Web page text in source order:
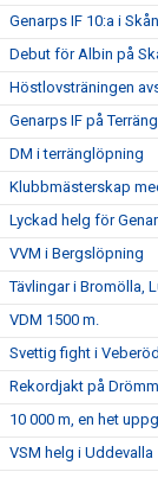
Genarps IF 10:a i
Debut för Albin på
Höstlovsträningen
Genarps IF på
DM i terränglöpning
Klubbmästerskap
Lyckad helg för
VVM i Bergslöpning
Tävlingar i Bromölla,
VDM 1500 m.
Svettig fight i Veberöd
Rekordjakt på
10 000 m, en het
VSM helg i Uddevalla